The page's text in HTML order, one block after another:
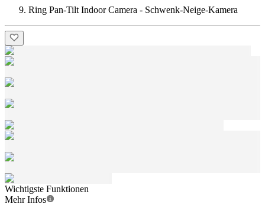
Ring Pan-Tilt Indoor Camera - Schwenk-Neige-Kamera
Wichtigste Funktionen
Mehr Infos